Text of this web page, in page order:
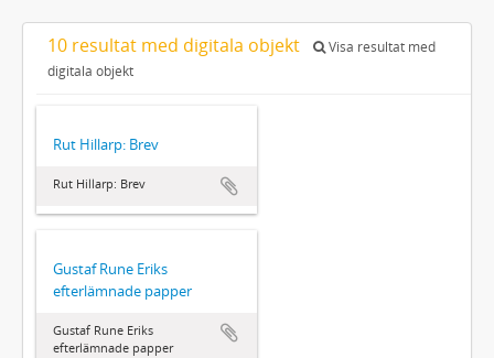
10 resultat med digitala objekt
Visa resultat med
digitala objekt
Rut Hillarp: Brev
Rut Hillarp: Brev
Gustaf Rune Eriks
efterlämnade papper
Gustaf Rune Eriks
efterlämnade papper